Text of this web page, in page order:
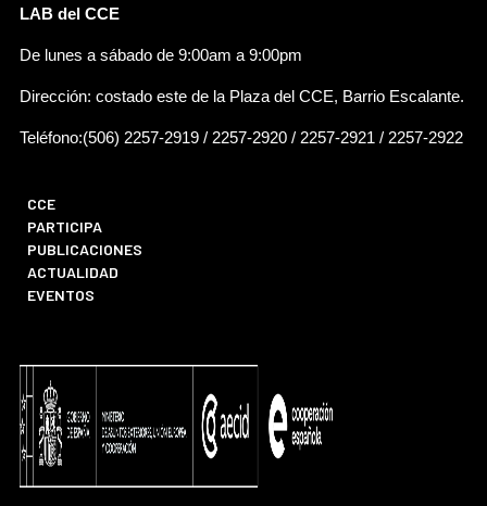
LAB del CCE
De lunes a sábado de 9:00am a 9:00pm
Dirección: costado este de la Plaza del CCE, Barrio Escalante.
Teléfono:(506) 2257-2919 / 2257-2920 / 2257-2921 / 2257-2922
CCE
PARTICIPA
PUBLICACIONES
ACTUALIDAD
EVENTOS